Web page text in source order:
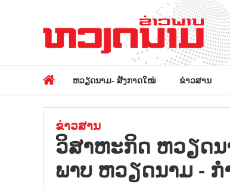
ຫວຽດນາມ- ສັງກາດໃໝ່ ຂ່າວສານ
ຂ່າວສານ
ວິ​ສາ​ຫະ​ກິດ ຫວຽດ​
ພາບ ຫວຽດ​ນາມ - ກ